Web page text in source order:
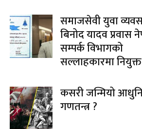
समाजसेवी युवा
बिनोद यादव प्रवास
सम्पर्क विभागको
सल्लाहकारमा नियुक्त
कसरी जन्मियो
गणतन्त्र ?